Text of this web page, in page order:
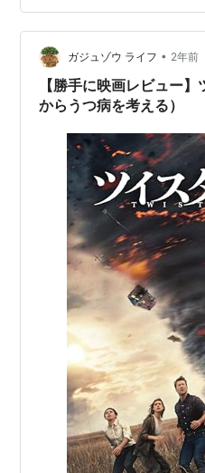
ガジュゾウ ライフ • 2年前
【勝手に映画レビュー
からうつ病を考える）